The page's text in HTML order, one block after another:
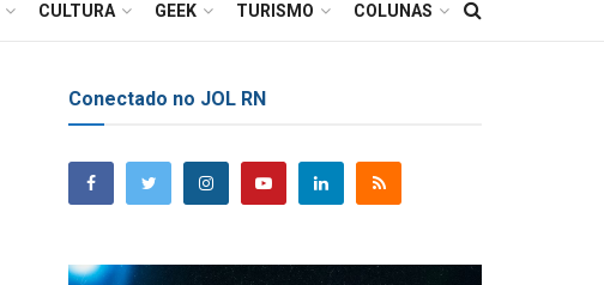
CULTURA GEEK TURISMO COLUNAS
Conectado no JOL RN